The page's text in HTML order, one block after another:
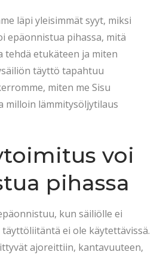
läpi yleisimmät syyt, miksi
epäonnistua pihassa, mitä
etukäteen ja miten
täyttö tapahtuu
miten me Sisu
milloin lämmitysöljytilaus
voi
pihassa
kun säiliölle ei
ei ole käytettävissä.
ajoreittiin, kantavuuteen,